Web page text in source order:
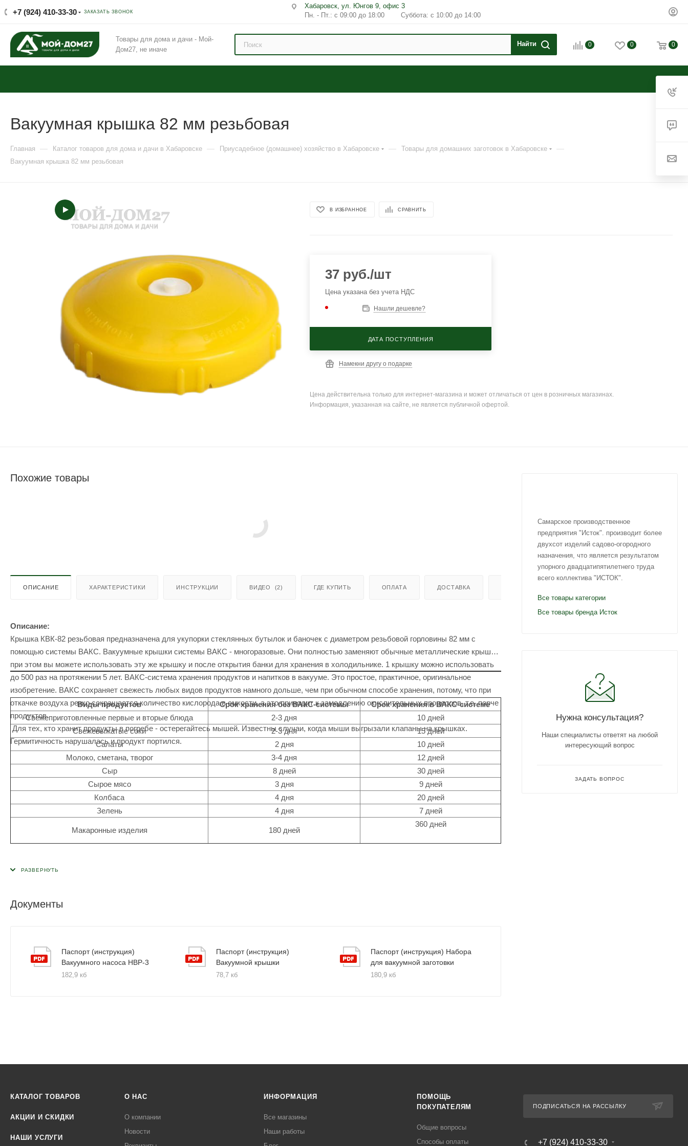
+7 (924) 410-33-30 ЗАКАЗАТЬ ЗВОНОК
Хабаровск, ул. Юнгов 9, офис 3
Пн. - Пт.: с 09:00 до 18:00 Суббота: с 10:00 до 14:00
Товары для дома и дачи - Мой-
Дом27, не иначе
0 0 0
Вакуумная крышка 82 мм резьбовая
Главная — Каталог товаров для дома и дачи в Хабаровске — Приусадебное (домашнее) хозяйство в Хабаровске — Товары для домашних заготовок в Хабаровске —
Вакуумная крышка 82 мм резьбовая
В ИЗБРАННОЕ СРАВНИТЬ
37 руб./шт
Цена указана без учета НДС
Нашли дешевле?
ДАТА ПОСТУПЛЕНИЯ
Намекни другу о подарке
Цена действительна только для интернет-магазина и может отличаться от цен в розничных магазинах.
Информация, указанная на сайте, не является публичной офертой.
Похожие товары
ОПИСАНИЕ ХАРАКТЕРИСТИКИ ИНСТРУКЦИИ ВИДЕО (2) ГДЕ КУПИТЬ ОПЛАТА ДОСТАВКА
Описание:
Крышка КВК-82 резьбовая предназначена для укупорки стеклянных бутылок и баночек с диаметром резьбовой горловины 82 мм с
помощью системы ВАКС. Вакуумные крышки системы ВАКС - многоразовые. Они полностью заменяют обычные металлические крышки,
при этом вы можете использовать эту же крышку и после открытия банки для хранения в холодильнике. 1 крышку можно использовать
до 500 раз на протяжении 5 лет. ВАКС-система хранения продуктов и напитков в вакууме. Это простое, практичное, оригинальное
изобретение. ВАКС сохраняет свежесть любых видов продуктов намного дольше, чем при обычном способе хранения, потому, что при
откачке воздуха резко сокращается количество кислорода в емкости, а это приводит к замедлению окислительных процессов, т.е. порче
продуктов.
Для тех, кто хранит продукты в погребе - остерегайтесь мышей. Известны случаи, когда мыши выгрызали клапаны на крышках.
Гермитичность нарушалась и продукт портился.
Виды продуктов Срок хранения без ВАКС-системы
Срок хранения в ВАКС-системе
Свежеприготовленные первые и вторые блюда
2-3 дня
10 дней
Свежевыжатые соки
2-3 дня
15 дней
Салаты
2 дня
10 дней
Молоко, сметана, творог
3-4 дня
12 дней
Сыр
8 дней
30 дней
Сырое мясо
3 дня
9 дней
Колбаса
4 дня
20 дней
Зелень
4 дня 7 дней
Макаронные изделия 180 дней
360 дней
Документы
Паспорт (инструкция)
Вакуумного насоса НВР-3
182,9 кб
Паспорт (инструкция)
Вакуумной крышки
78,7 кб
Паспорт (инструкция) Набора
для вакуумной заготовки
180,9 кб
Самарское производственное
предприятия "Исток". производит более
двухсот изделий садово-огородного
назначения, что является результатом
упорного двадцатипятилетнего труда
всего коллектива "ИСТОК".
Все товары категории
Все товары бренда Исток
Нужна консультация?
Наши специалисты ответят на любой
интересующий вопрос
ЗАДАТЬ ВОПРОС
КАТАЛОГ ТОВАРОВ
АКЦИИ И СКИДКИ
НАШИ УСЛУГИ
О НАС
О компании
Новости
ИНФОРМАЦИЯ
Все магазины
Наши работы
ПОМОЩЬ
ПОКУПАТЕЛЯМ
Общие вопросы
Способы оплаты
ПОДПИСАТЬСЯ НА РАССЫЛКУ
+7 (924) 410-33-30